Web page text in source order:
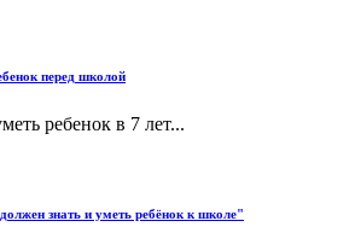
перед школой
ребенок в 7 лет...
знать и уметь ребёнок к школе"